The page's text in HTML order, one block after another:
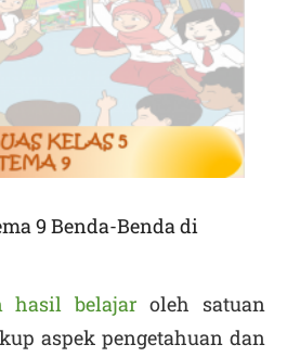
9 Benda-Benda di
hasil belajar oleh satuan
aspek pengetahuan dan